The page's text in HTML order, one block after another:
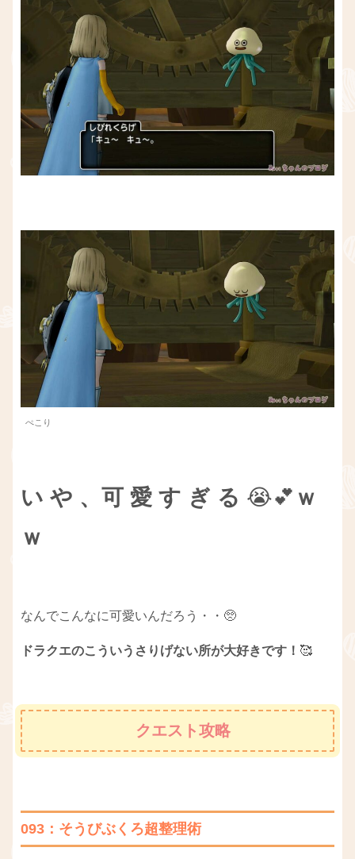
ぺこり
い や 、可 愛 す ぎ る 😭💕 ｗ
ｗ
なんでこんなに可愛いんだろう・・🥺
ドラクエのこういうさりげない所が大好きです！ 🥰
クエスト攻略
093：そうびぶくろ超整理術